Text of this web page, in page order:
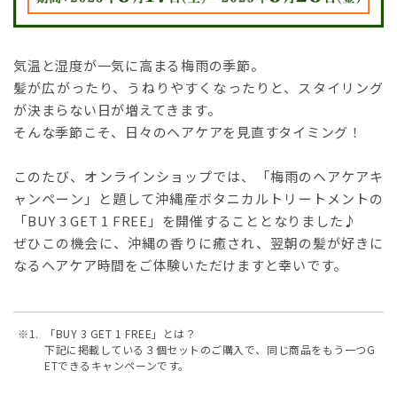
気温と湿度が一気に高まる梅雨の季節。
髪が広がったり、うねりやすくなったりと、スタイリング
が決まらない日が増えてきます。
そんな季節こそ、日々のヘアケアを見直すタイミング！
このたび、オンラインショップでは、「梅雨のヘアケアキ
ャンペーン」と題して沖縄産ボタニカルトリートメントの
「BUY 3 GET 1 FREE」を開催することとなりました♪
ぜひこの機会に、沖縄の香りに癒され、翌朝の髪が好きに
なるヘアケア時間をご体験いただけますと幸いです。
「BUY 3 GET 1 FREE」とは？
下記に掲載している３個セットのご購入で、同じ商品をもう一つG
ETできるキャンペーンです。